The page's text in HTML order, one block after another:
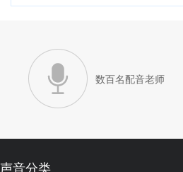
数百名配音老师
声音分类